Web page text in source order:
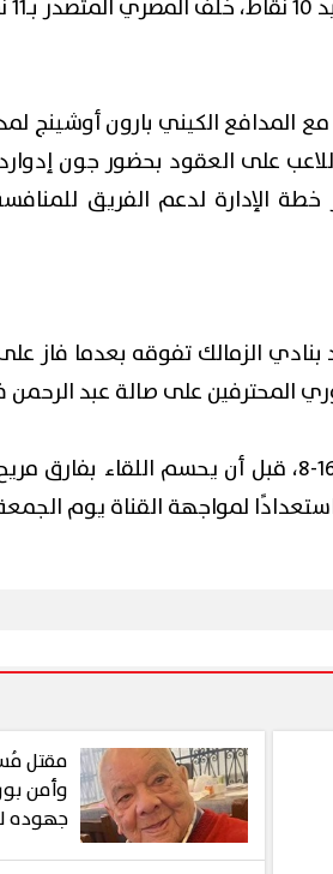
المدافع الكيني بارون أوشينج
على العقود بحضور جون إدوارد
الإدارة لدعم الفريق
الزمالك تفوقه بعدما فاز على
تقدم الزمالك في الشوط الأول 16-8، قبل أن يحسم
مقتل
وأمن
جهوده
فعاليات شارع الفن
وبورفؤاد